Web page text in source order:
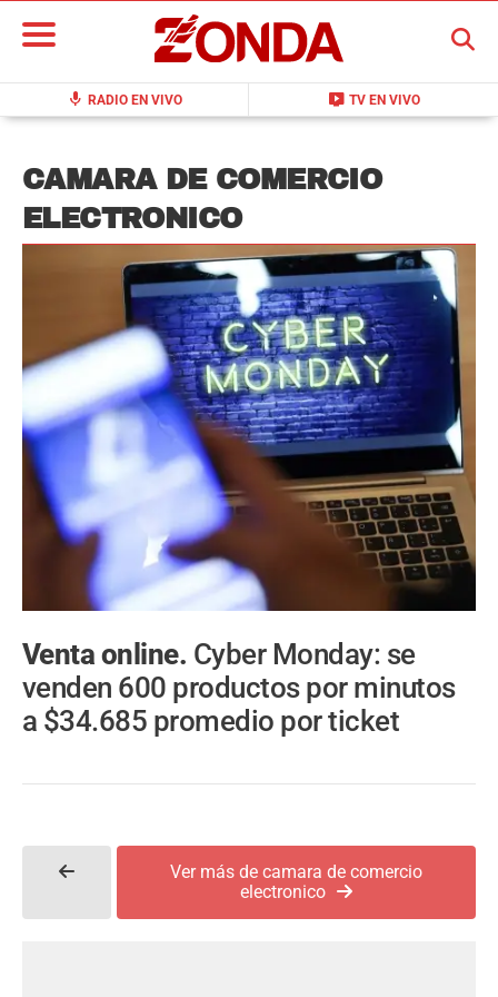
mic RADIO EN VIVO live_tv TV EN VIVO
BUSCAR
CAMARA DE COMERCIO
ELECTRONICO
Venta online. Cyber Monday: se
venden 600 productos por minutos
a $34.685 promedio por ticket
Ver más de camara de comercio
electronico